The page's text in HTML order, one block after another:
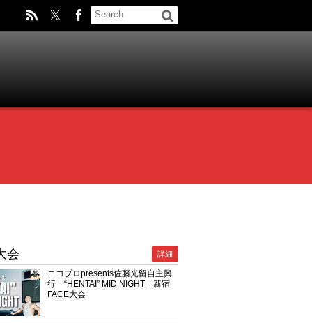
会
ニコプロpresents佐藤光留自主興
行「“HENTAI” MID NIGHT」新宿
FACE大会
詳細